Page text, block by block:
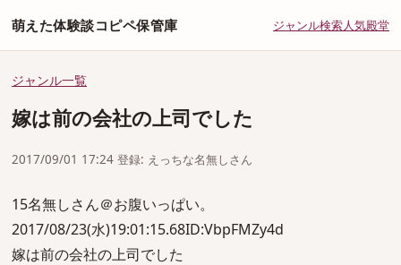
萌えた体験談コピペ保管庫 ジャンル検索人気殿堂
ジャンル一覧
嫁は前の会社の上司でした
2017/09/01 17:24 登録: えっちな名無しさん
15名無しさん＠お腹いっぱい。
2017/08/23(水)19:01:15.68ID:VbpFMZy4d
嫁は前の会社の上司でした